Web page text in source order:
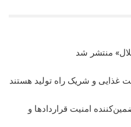
منتشر شد
غذایی و شریک راه تولید هستند
امنیت قراردادها و